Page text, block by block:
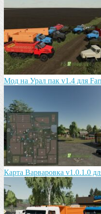
Мод на Урал пак v1.4 для
Карта Варваровка v1.0.1.0